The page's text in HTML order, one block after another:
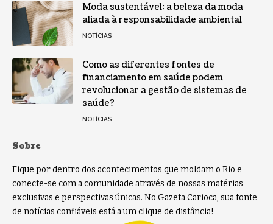
Moda sustentável: a beleza da moda
aliada à responsabilidade ambiental
NOTÍCIAS
Como as diferentes fontes de
financiamento em saúde podem
revolucionar a gestão de sistemas de
saúde?
NOTÍCIAS
Sobre
Fique por dentro dos acontecimentos que moldam o Rio e
conecte-se com a comunidade através de nossas matérias
exclusivas e perspectivas únicas. No Gazeta Carioca, sua fonte
de notícias confiáveis está a um clique de distância!